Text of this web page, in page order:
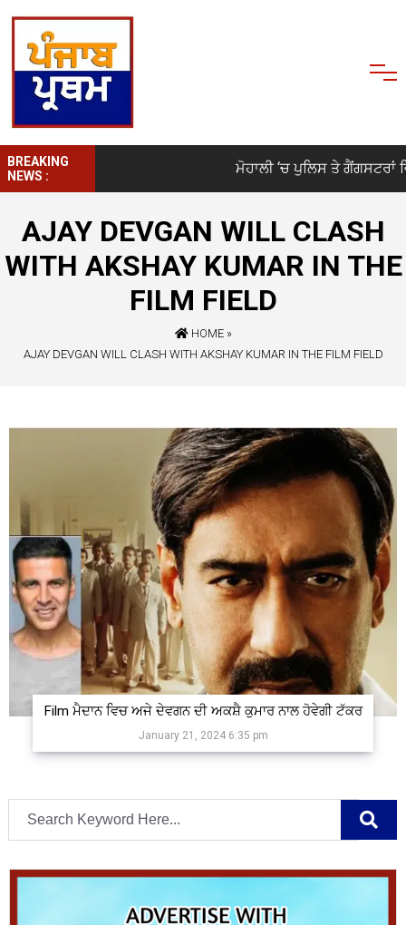
BREAKING
NEWS :
ਮੋਹਾਲੀ ‘ਚ ਪੁਲਿਸ ਤੇ ਗੈਂਗਸਟਰਾਂ
AJAY DEVGAN WILL CLASH
WITH AKSHAY KUMAR IN THE
FILM FIELD
HOME»
AJAY DEVGAN WILL CLASH WITH AKSHAY KUMAR IN THE FILM FIELD
Film ਮੈਦਾਨ ਵਿਚ ਅਜੇ ਦੇਵਗਨ ਦੀ ਅਕਸ਼ੈ ਕੁਮਾਰ ਨਾਲ ਹੋਵੇਗੀ ਟੱਕਰ
January 21, 2024 6:35 pm